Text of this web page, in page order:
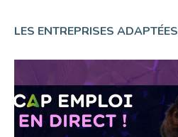
LES ENTREPRISES ADAPTÉES